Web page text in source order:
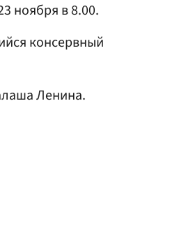
ноября в 8.00.
консервный
Ленина.